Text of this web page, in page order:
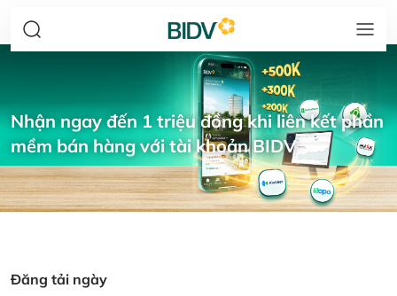
Nhận ngay đến 1 triệu đồng khi liên kết phần
mềm bán hàng với tài khoản BIDV
Đăng tải ngày